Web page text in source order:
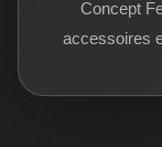
Concept
accessoires